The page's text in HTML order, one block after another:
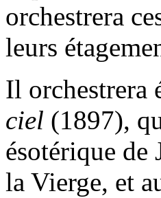
orchestrera
leurs
Il orchestrera
ciel (1897),
ésotérique de
la Vierge, et